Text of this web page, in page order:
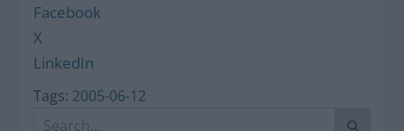
Facebook
X
LinkedIn
Tags: 2005-06-12